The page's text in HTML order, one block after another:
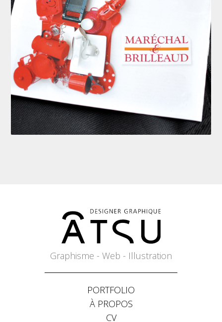
Graphisme - Web - Illustration
PORTFOLIO
À PROPOS
CV